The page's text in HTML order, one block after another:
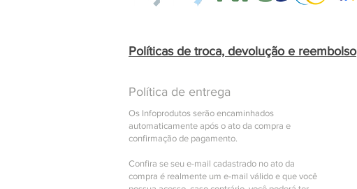
Políticas de troca, devolução e reembolso
Política de entrega
Os Infoprodutos serão encaminhados
automaticamente após o ato da compra e
confirmação de pagamento.
Confira se seu e-mail cadastrado no ato da
compra é realmente um e-mail válido e que você